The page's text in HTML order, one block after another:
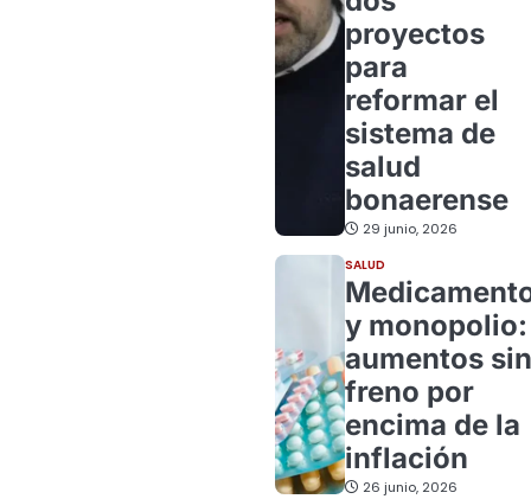
proyectos
para
reformar el
sistema de
salud
bonaerense
29 junio, 2026
SALUD
y monopolio:
aumentos sin
freno por
encima de la
inflación
26 junio, 2026